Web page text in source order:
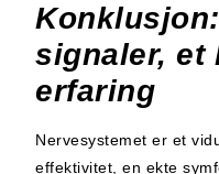
signaler, et
erfaring
Nervesystemet er et
effektivitet, en ekte